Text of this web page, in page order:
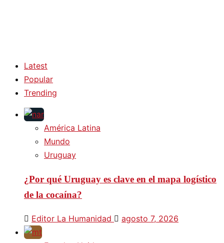
Latest
Popular
Trending
América Latina
Mundo
Uruguay
¿Por qué Uruguay es clave en el mapa logístico
de la cocaína?
Editor La Humanidad agosto 7, 2026